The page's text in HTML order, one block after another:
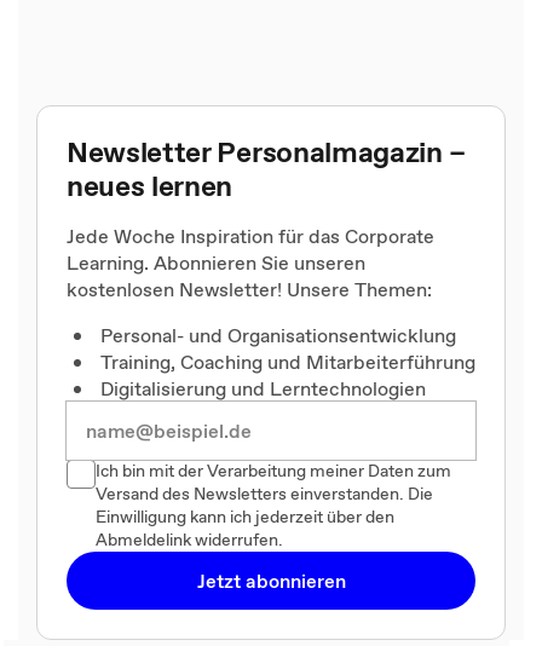
Newsletter Personalmagazin –
neues lernen
Jede Woche Inspiration für das Corporate
Learning. Abonnieren Sie unseren
kostenlosen Newsletter! Unsere Themen:
Personal- und Organisationsentwicklung
Training, Coaching und Mitarbeiterführung
Digitalisierung und Lerntechnologien
Ich bin mit der Verarbeitung meiner Daten zum
Versand des Newsletters einverstanden. Die
Einwilligung kann ich jederzeit über den
Abmeldelink widerrufen.
Jetzt abonnieren